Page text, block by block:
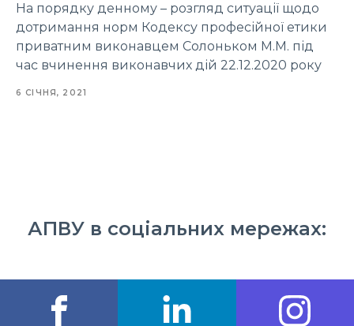
На порядку денному – розгляд ситуації щодо
дотримання норм Кодексу професійної етики
приватним виконавцем Солоньком М.М. під
час вчинення виконавчих дій 22.12.2020 року
6 СІЧНЯ, 2021
АПВУ в соціальних мережах: